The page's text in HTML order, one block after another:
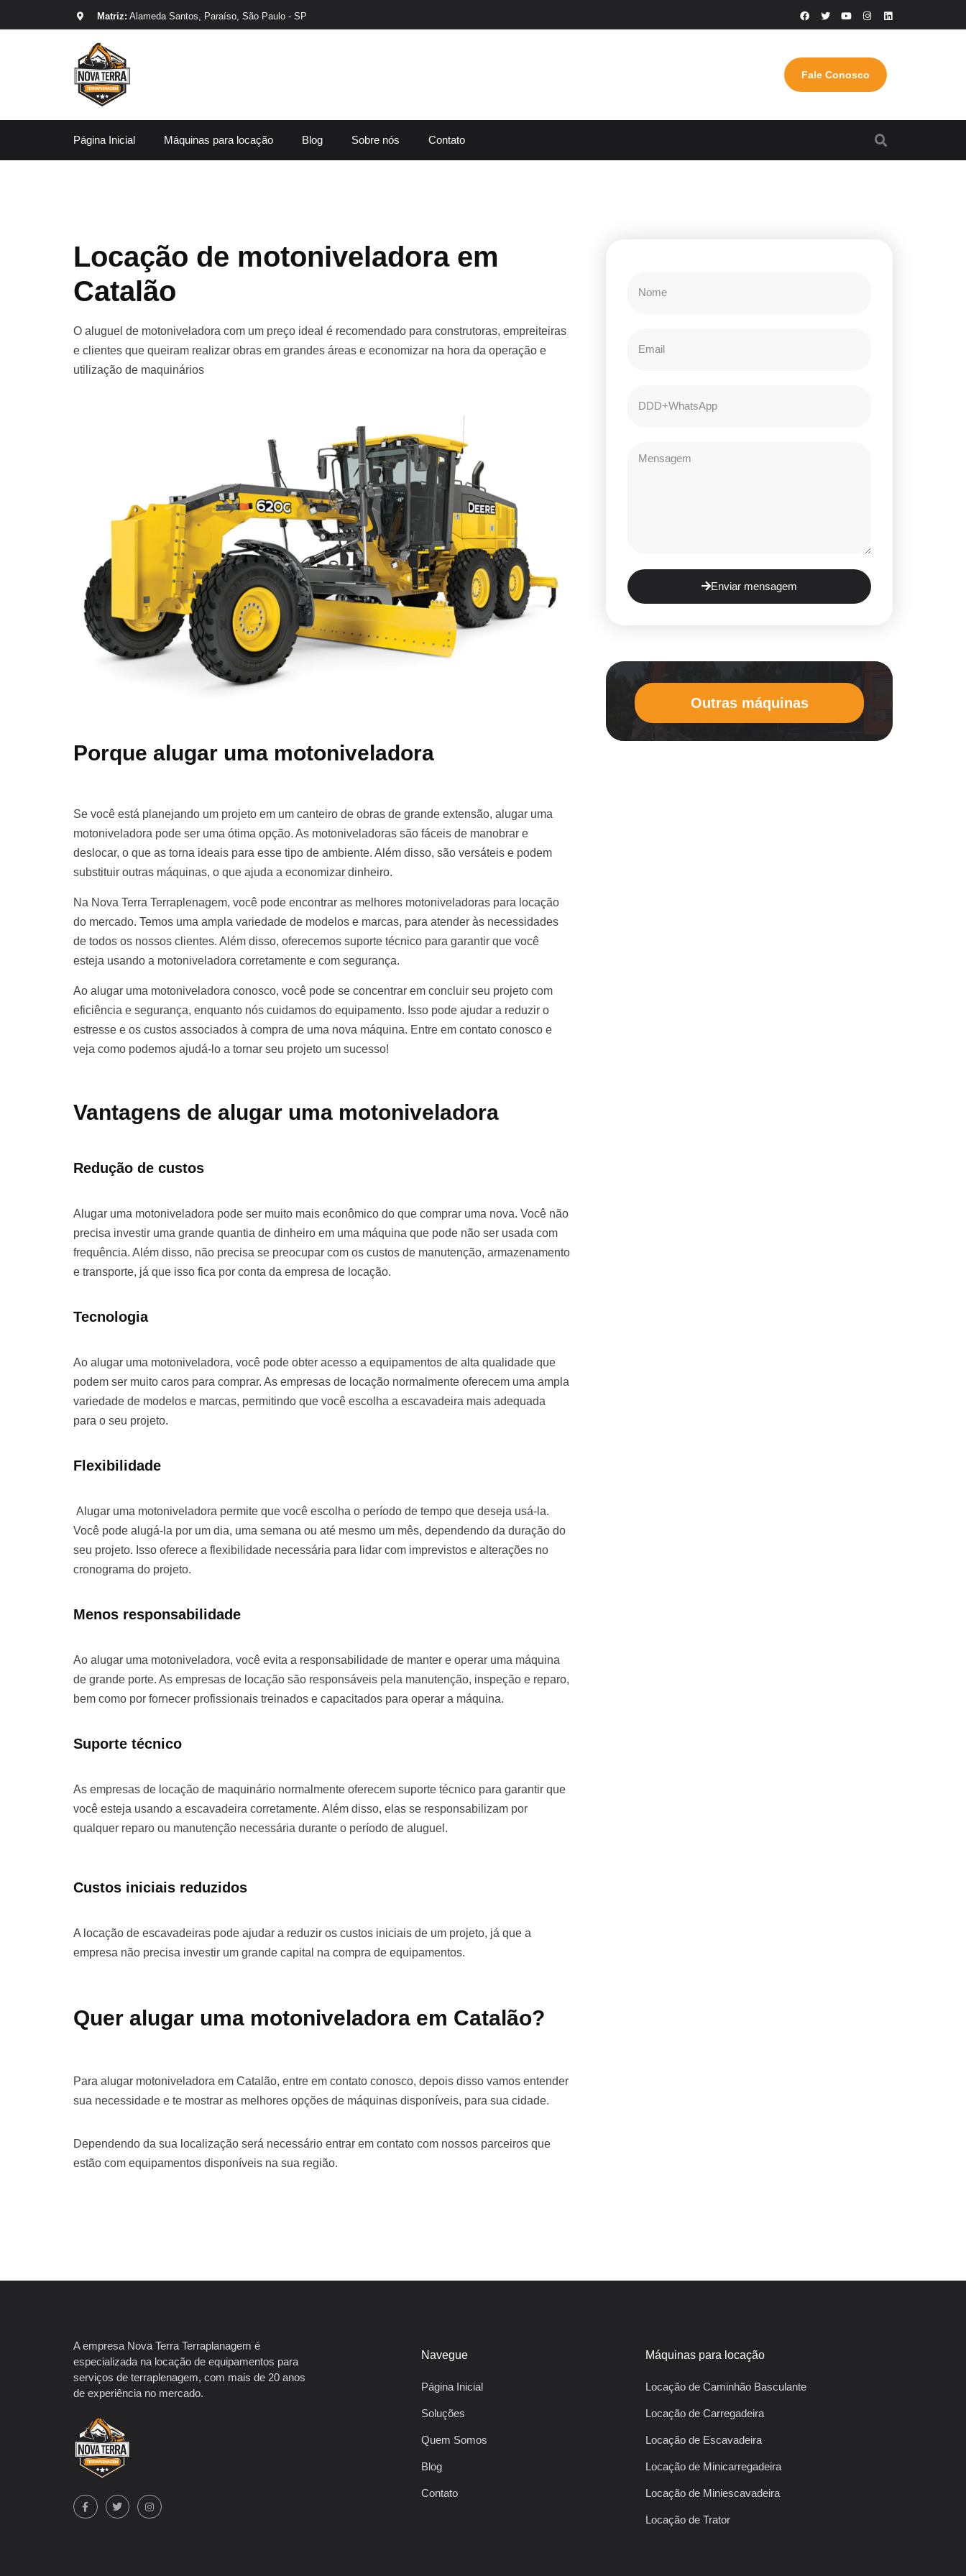
Matriz: Alameda Santos, Paraíso, São Paulo - SP
Fale Conosco
Página Inicial Máquinas para locação Blog Sobre nós Contato
Locação de motoniveladora em
Catalão
O aluguel de motoniveladora com um preço ideal é recomendado para construtoras, empreiteiras
e clientes que queiram realizar obras em grandes áreas e economizar na hora da operação e
utilização de maquinários
Porque alugar uma motoniveladora
Se você está planejando um projeto em um canteiro de obras de grande extensão, alugar uma
motoniveladora pode ser uma ótima opção. As motoniveladoras são fáceis de manobrar e
deslocar, o que as torna ideais para esse tipo de ambiente. Além disso, são versáteis e podem
substituir outras máquinas, o que ajuda a economizar dinheiro.
Na Nova Terra Terraplenagem, você pode encontrar as melhores motoniveladoras para locação
do mercado. Temos uma ampla variedade de modelos e marcas, para atender às necessidades
de todos os nossos clientes. Além disso, oferecemos suporte técnico para garantir que você
esteja usando a motoniveladora corretamente e com segurança.
Ao alugar uma motoniveladora conosco, você pode se concentrar em concluir seu projeto com
eficiência e segurança, enquanto nós cuidamos do equipamento. Isso pode ajudar a reduzir o
estresse e os custos associados à compra de uma nova máquina. Entre em contato conosco e
veja como podemos ajudá-lo a tornar seu projeto um sucesso!
Vantagens de alugar uma motoniveladora
Redução de custos
Alugar uma motoniveladora pode ser muito mais econômico do que comprar uma nova. Você não
precisa investir uma grande quantia de dinheiro em uma máquina que pode não ser usada com
frequência. Além disso, não precisa se preocupar com os custos de manutenção, armazenamento
e transporte, já que isso fica por conta da empresa de locação.
Tecnologia
Ao alugar uma motoniveladora, você pode obter acesso a equipamentos de alta qualidade que
podem ser muito caros para comprar. As empresas de locação normalmente oferecem uma ampla
variedade de modelos e marcas, permitindo que você escolha a escavadeira mais adequada
para o seu projeto.
Flexibilidade
Alugar uma motoniveladora permite que você escolha o período de tempo que deseja usá-la.
Você pode alugá-la por um dia, uma semana ou até mesmo um mês, dependendo da duração do
seu projeto. Isso oferece a flexibilidade necessária para lidar com imprevistos e alterações no
cronograma do projeto.
Menos responsabilidade
Ao alugar uma motoniveladora, você evita a responsabilidade de manter e operar uma máquina
de grande porte. As empresas de locação são responsáveis pela manutenção, inspeção e reparo,
bem como por fornecer profissionais treinados e capacitados para operar a máquina.
Suporte técnico
As empresas de locação de maquinário normalmente oferecem suporte técnico para garantir que
você esteja usando a escavadeira corretamente. Além disso, elas se responsabilizam por
qualquer reparo ou manutenção necessária durante o período de aluguel.
Custos iniciais reduzidos
A locação de escavadeiras pode ajudar a reduzir os custos iniciais de um projeto, já que a
empresa não precisa investir um grande capital na compra de equipamentos.
Quer alugar uma motoniveladora em Catalão?
Para alugar motoniveladora em Catalão, entre em contato conosco, depois disso vamos entender
sua necessidade e te mostrar as melhores opções de máquinas disponíveis, para sua cidade.
Dependendo da sua localização será necessário entrar em contato com nossos parceiros que
estão com equipamentos disponíveis na sua região.
Enviar mensagem
Outras máquinas
A empresa Nova Terra Terraplanagem é
especializada na locação de equipamentos para
serviços de terraplenagem, com mais de 20 anos
de experiência no mercado.
Navegue
Página Inicial
Soluções
Quem Somos
Blog
Contato
Máquinas para locação
Locação de Caminhão Basculante
Locação de Carregadeira
Locação de Escavadeira
Locação de Minicarregadeira
Locação de Miniescavadeira
Locação de Trator